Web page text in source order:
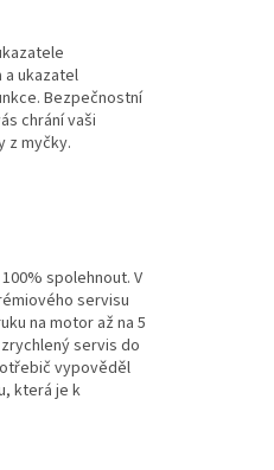
ukazatel
Bezpečnostní
chrání vaši
z myčky.
spolehnout. V
servisu
na motor až na 5
servis do
vypověděl
která je k